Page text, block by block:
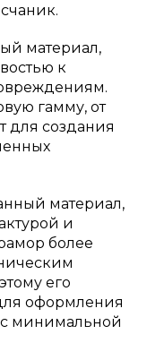
материал,
к
гамму, от
для создания
материал,
и
более
его
оформления
минимальной